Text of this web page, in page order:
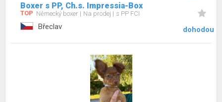
Boxer s PP, Ch.s. Impressia-Box
TOP Německý boxer Na prodej s PP FCI
Břeclav dohodou